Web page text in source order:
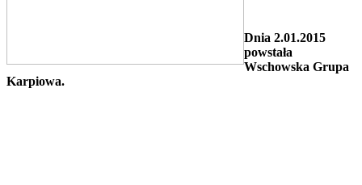
Dnia 2.01.2015
powstała
Wschowska Grupa
Karpiowa.